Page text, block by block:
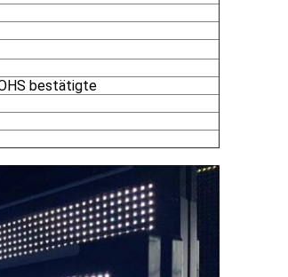
bestätigte